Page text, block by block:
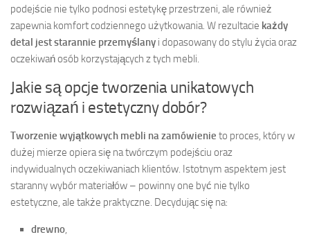
podejście nie tylko podnosi estetykę przestrzeni, ale również
zapewnia komfort codziennego użytkowania. W rezultacie każdy
detal jest starannie przemyślany i dopasowany do stylu życia oraz
oczekiwań osób korzystających z tych mebli.
Jakie są opcje tworzenia unikatowych
rozwiązań i estetyczny dobór?
Tworzenie wyjątkowych mebli na zamówienie to proces, który w
dużej mierze opiera się na twórczym podejściu oraz
indywidualnych oczekiwaniach klientów. Istotnym aspektem jest
staranny wybór materiałów – powinny one być nie tylko
estetyczne, ale także praktyczne. Decydując się na:
drewno,